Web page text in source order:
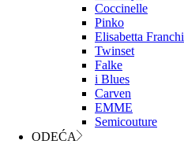
Coccinelle
Pinko
Elisabetta Franchi
Twinset
Falke
i Blues
Carven
EMME
Semicouture
ODEĆA